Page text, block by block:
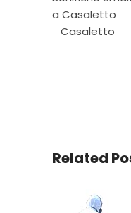
a Casaletto
Casaletto
Related